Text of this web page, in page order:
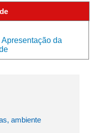
da
ambiente